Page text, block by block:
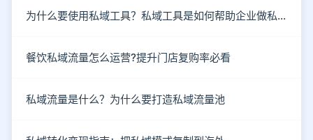
为什么要使用私域工具？私域工具是如何帮助企业做私域的？
餐饮私域流量怎么运营?提升门店复购率必看
私域流量是什么？为什么要打造私域流量池